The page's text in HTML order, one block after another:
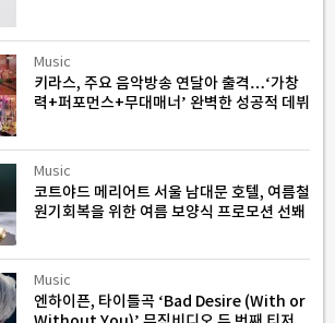
Music
키라스, 주요 음악방송 연달아 출격…‘가창
력+퍼포먼스+무대매너’ 완벽한 성공적 데뷔
Music
코트야드 메리어트 서울 남대문 호텔, 여름철
원기회복을 위한 여름 보양식 프로모션 선봬
Music
엔하이픈, 타이틀곡 ‘Bad Desire (With or